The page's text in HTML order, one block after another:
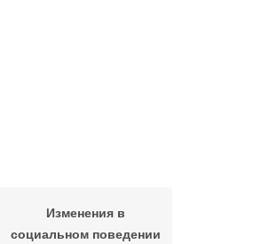
Изменения в
социальном поведении